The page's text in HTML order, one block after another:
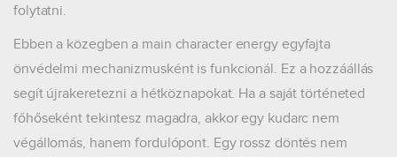
folytatni.
Ebben a közegben a main character energy egyfajta
önvédelmi mechanizmusként is funkcionál. Ez a hozzáállás
segít újrakeretezni a hétköznapokat. Ha a saját történeted
főhőseként tekintesz magadra, akkor egy kudarc nem
végállomás, hanem fordulópont. Egy rossz döntés nem